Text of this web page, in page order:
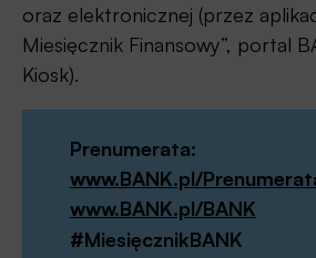
oraz elektronicznej (przez
Miesięcznik Finansowy”, portal
Kiosk).
Prenumerata:
www.BANK.pl/
www.BANK.pl/BANK
#MiesięcznikBANK